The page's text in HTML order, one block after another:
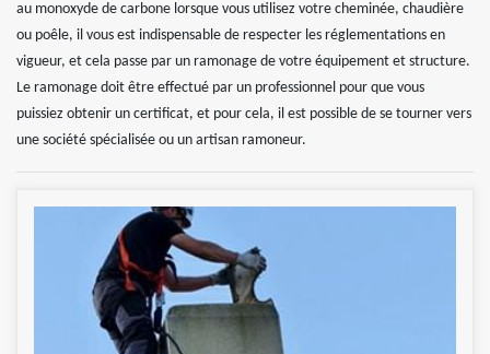
au monoxyde de carbone lorsque vous utilisez votre cheminée, chaudière
ou poêle, il vous est indispensable de respecter les réglementations en
vigueur, et cela passe par un ramonage de votre équipement et structure.
Le ramonage doit être effectué par un professionnel pour que vous
puissiez obtenir un certificat, et pour cela, il est possible de se tourner vers
une société spécialisée ou un artisan ramoneur.